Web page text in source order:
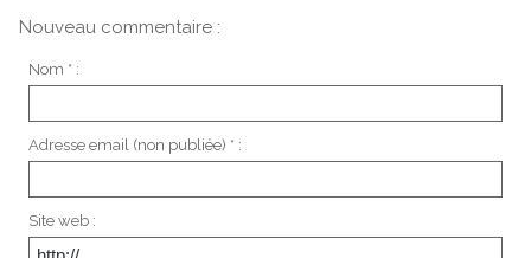
Nouveau commentaire :
Nom * :
Adresse email (non publiée) * :
Site web :